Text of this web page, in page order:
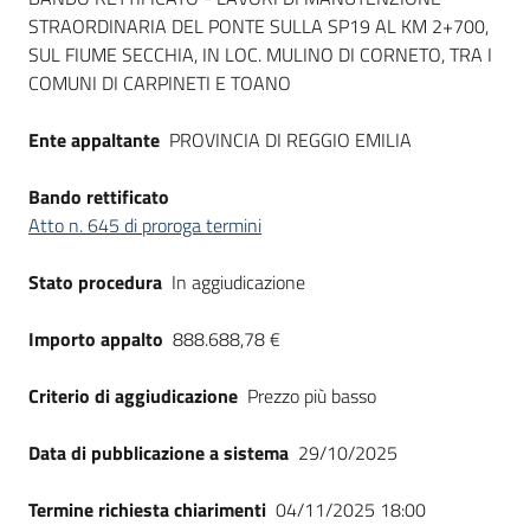
telematiche
English
site
su
STRAORDINARIA DEL PONTE SULLA SP19 AL KM 2+700,
SUL FIUME SECCHIA, IN LOC. MULINO DI CORNETO, TRA I
COMUNI DI CARPINETI E TOANO
Ente appaltante PROVINCIA DI REGGIO EMILIA
Bando rettificato
Atto n. 645 di proroga termini
Stato procedura In aggiudicazione
Importo appalto 888.688,78 €
Criterio di aggiudicazione Prezzo più basso
Data di pubblicazione a sistema 29/10/2025
Termine richiesta chiarimenti 04/11/2025 18:00